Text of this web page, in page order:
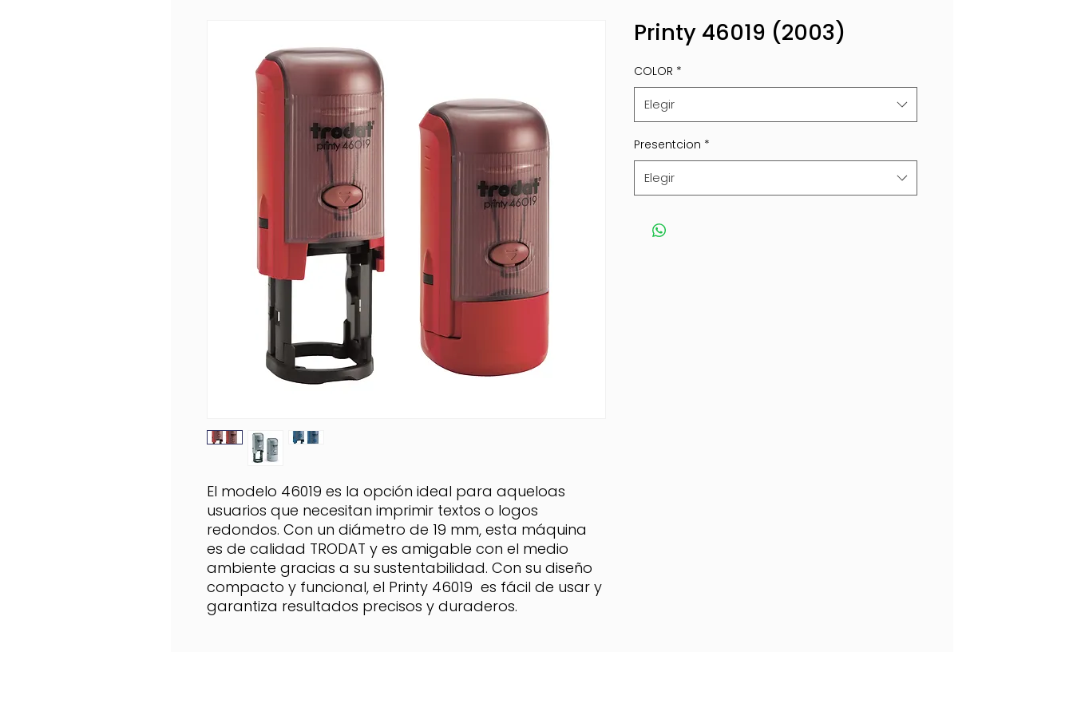
El modelo 46019 es la opción ideal para aqueloas
usuarios que necesitan imprimir textos o logos
redondos. Con un diámetro de 19 mm, esta máquina
es de calidad TRODAT y es amigable con el medio
ambiente gracias a su sustentabilidad. Con su diseño
compacto y funcional, el Printy 46019 es fácil de usar y
garantiza resultados precisos y duraderos.
Printy 46019 (2003)
COLOR *
Elegir
Presentcion *
Elegir